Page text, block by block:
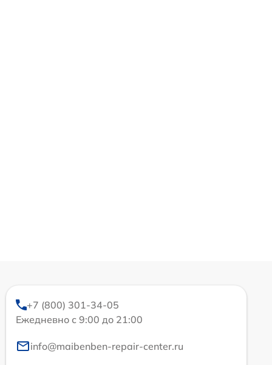
+7 (800) 301-34-05
Ежедневно с 9:00 до 21:00
info@maibenben-repair-center.ru